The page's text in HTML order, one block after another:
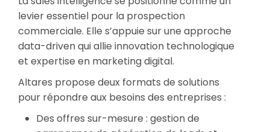
levier essentiel pour la prospection
commerciale. Elle s’appuie sur une approche
data-driven qui allie innovation technologique
et expertise en marketing digital.
Altares propose deux formats de solutions
pour répondre aux besoins des entreprises :
Des offres sur-mesure : gestion de